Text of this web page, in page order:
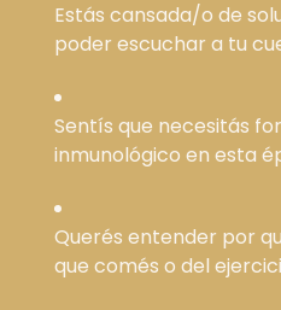
Estás cansada/o de
poder escuchar a tu
Sentís que necesitás
inmunológico en esta
Querés entender por
que comés o del